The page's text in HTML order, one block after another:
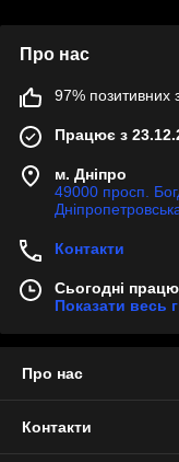
Про нас
97% позитивних з
Працює з
м. Дніпро
49000 просп.
Контакти
Сьогодні
Показати весь
Про нас
Контакти